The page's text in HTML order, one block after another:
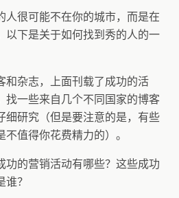
人很可能不在你的城市，而是在
以下是关于如何找到秀的人的一
和杂志，上面刊载了成功的活
找一些来自几个不同国家的博客
细研究（但是要注意的是，有些
值得你花费精力的）。
功的营销活动有哪些？这些成功
？